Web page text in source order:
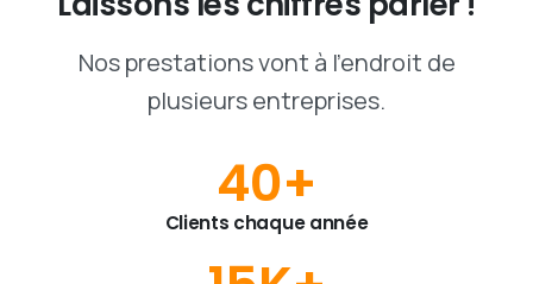
Nos prestations vont à l'endroit de
plusieurs entreprises.
40+
Clients chaque année